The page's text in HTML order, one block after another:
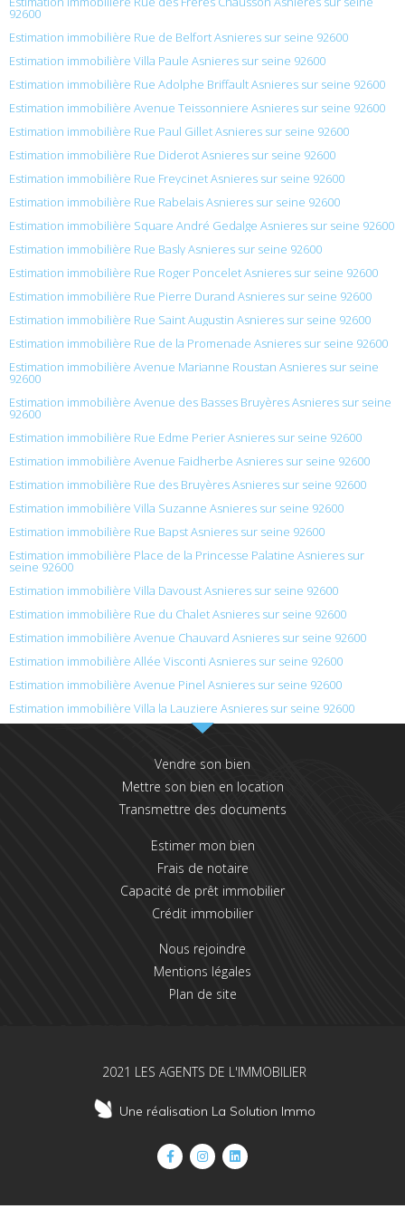
92600
Estimation immobilière Rue de Belfort Asnieres sur seine 92600
Estimation immobilière Villa Paule Asnieres sur seine 92600
Estimation immobilière Rue Adolphe Briffault Asnieres sur seine 92600
Estimation immobilière Avenue Teissonniere Asnieres sur seine 92600
Estimation immobilière Rue Paul Gillet Asnieres sur seine 92600
Estimation immobilière Rue Diderot Asnieres sur seine 92600
Estimation immobilière Rue Freycinet Asnieres sur seine 92600
Estimation immobilière Rue Rabelais Asnieres sur seine 92600
Estimation immobilière Square André Gedalge Asnieres sur seine 92600
Estimation immobilière Rue Basly Asnieres sur seine 92600
Estimation immobilière Rue Roger Poncelet Asnieres sur seine 92600
Estimation immobilière Rue Pierre Durand Asnieres sur seine 92600
Estimation immobilière Rue Saint Augustin Asnieres sur seine 92600
Estimation immobilière Rue de la Promenade Asnieres sur seine 92600
Estimation immobilière Avenue Marianne Roustan Asnieres sur seine
92600
Estimation immobilière Avenue des Basses Bruyères Asnieres sur seine
92600
Estimation immobilière Rue Edme Perier Asnieres sur seine 92600
Estimation immobilière Avenue Faidherbe Asnieres sur seine 92600
Estimation immobilière Rue des Bruyères Asnieres sur seine 92600
Estimation immobilière Villa Suzanne Asnieres sur seine 92600
Estimation immobilière Rue Bapst Asnieres sur seine 92600
Estimation immobilière Place de la Princesse Palatine Asnieres sur
seine 92600
Estimation immobilière Villa Davoust Asnieres sur seine 92600
Estimation immobilière Rue du Chalet Asnieres sur seine 92600
Estimation immobilière Avenue Chauvard Asnieres sur seine 92600
Estimation immobilière Allée Visconti Asnieres sur seine 92600
Estimation immobilière Avenue Pinel Asnieres sur seine 92600
Estimation immobilière Villa la Lauziere Asnieres sur seine 92600
Vendre son bien
Mettre son bien en location
Transmettre des documents
Estimer mon bien
Frais de notaire
Capacité de prêt immobilier
Crédit immobilier
Nous rejoindre
Mentions légales
Plan de site
2021 LES AGENTS DE L'IMMOBILIER
Une réalisation La Solution Immo